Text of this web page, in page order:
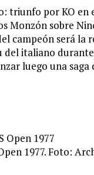
triunfo por KO en
Monzón sobre
campeón será
italiano
luego una saga
1977. Foto: